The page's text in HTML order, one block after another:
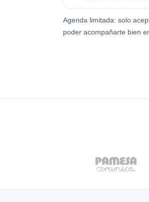
Agenda limitada: solo
poder acompañarte bien